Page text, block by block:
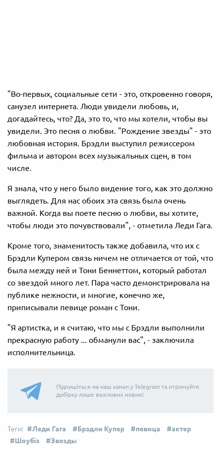
"Во-первых, социальные сети - это, откровенно говоря,
санузел интернета. Люди увидели любовь, и,
догадайтесь, что? Да, это то, что мы хотели, чтобы вы
увидели. Это песня о любви. "Рождение звезды" - это
любовная история. Брэдли выступил режиссером
фильма и автором всех музыкальных сцен, в том
числе.
Я знала, что у него было видение того, как это должно
выглядеть. Для нас обоих эта связь была очень
важной. Когда вы поете песню о любви, вы хотите,
чтобы люди это почувствовали", - отметила Леди Гага.
Кроме того, знаменитость также добавила, что их с
Брэдли Купером связь ничем не отличается от той, что
была между ней и Тони Беннеттом, который работал
со звездой много лет. Пара часто демонстрировала на
публике нежности, и многие, конечно же,
приписывали певице роман с Тони.
"Я артистка, и я считаю, что мы с Брэдли выполнили
прекрасную работу ... обманули вас", - заключила
исполнительница.
Підпишіться на наш канал у Telegram та отримуйте
добірку лише важливих новин!
Леди Гага Брэдли Купер певица
актер
Шоубіз
Звезды